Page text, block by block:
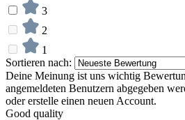
3
2
1
Sortieren nach:
Deine Meinung ist uns wichtig
angemeldeten Benutzern abgegeben
oder erstelle einen neuen Account.
Good quality